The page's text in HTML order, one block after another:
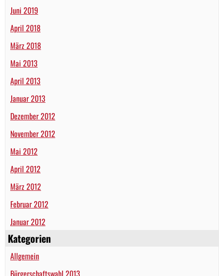
Juni 2019
April 2018
März 2018
Mai 2013
April 2013
Januar 2013
Dezember 2012
November 2012
Mai 2012
April 2012
März 2012
Februar 2012
Januar 2012
Kategorien
Allgemein
Bürgerschaftswahl 2013